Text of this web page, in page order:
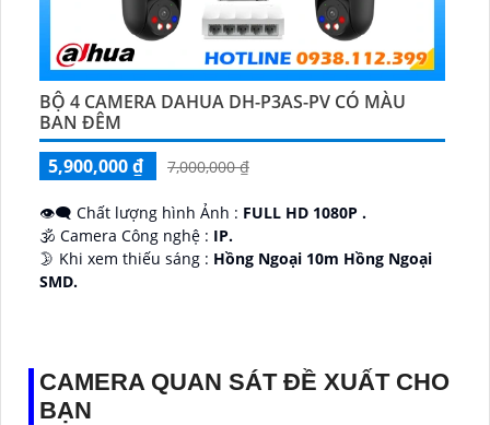
BỘ 4 CAMERA DAHUA DH-P3AS-PV CÓ MÀU
BAN ĐÊM
5,900,000 ₫
7,000,000 ₫
👁️‍🗨 Chất lượng hình Ảnh : FULL HD 1080P .
🕉️ Camera Công nghệ : IP.
🌛 Khi xem thiếu sáng : Hồng Ngoại 10m Hồng Ngoại
SMD.
CAMERA QUAN SÁT ĐỀ XUẤT CHO
BẠN